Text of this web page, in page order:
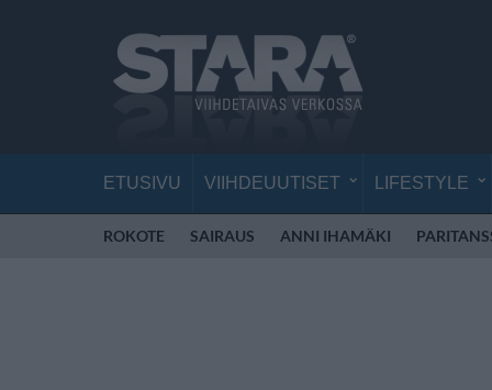
ETUSIVU VIIHDEUUTISET LIFESTYLE
ROKOTE SAIRAUS ANNI IHAMÄKI